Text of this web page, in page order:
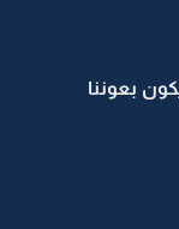
بعوننا